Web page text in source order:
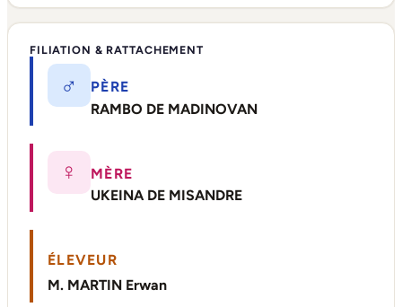
FILIATION & RATTACHEMENT
♂
PÈRE
RAMBO DE MADINOVAN
♀
MÈRE
UKEINA DE MISANDRE
ÉLEVEUR
M. MARTIN Erwan